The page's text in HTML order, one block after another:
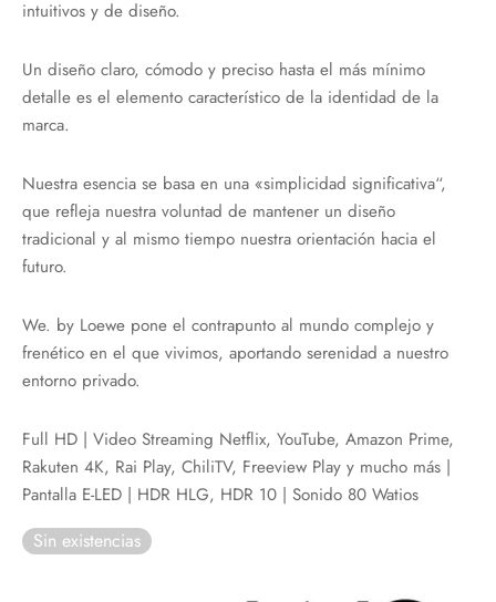
intuitivos y de diseño.
Un diseño claro, cómodo y preciso hasta el más mínimo
detalle es el elemento característico de la identidad de la
marca.
Nuestra esencia se basa en una «simplicidad significativa“,
que refleja nuestra voluntad de mantener un diseño
tradicional y al mismo tiempo nuestra orientación hacia el
futuro.
We. by Loewe pone el contrapunto al mundo complejo y
frenético en el que vivimos, aportando serenidad a nuestro
entorno privado.
Full HD | Video Streaming Netflix, YouTube, Amazon Prime,
Rakuten 4K, Rai Play, ChiliTV, Freeview Play y mucho más |
Pantalla E-LED | HDR HLG, HDR 10 | Sonido 80 Watios
Sin existencias